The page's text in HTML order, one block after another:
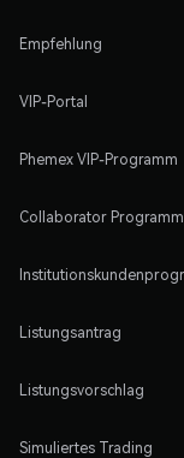
Empfehlung
VIP-Portal
Phemex VIP-Programm
Collaborator Programm
Listungsantrag
Listungsvorschlag
Simuliertes Trading